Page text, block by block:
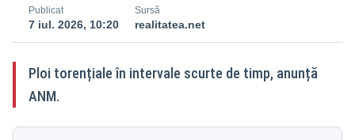
Publicat
7 iul. 2026, 10:20
Sursă
realitatea.net
Ploi torențiale în intervale scurte de timp, anunță
ANM.